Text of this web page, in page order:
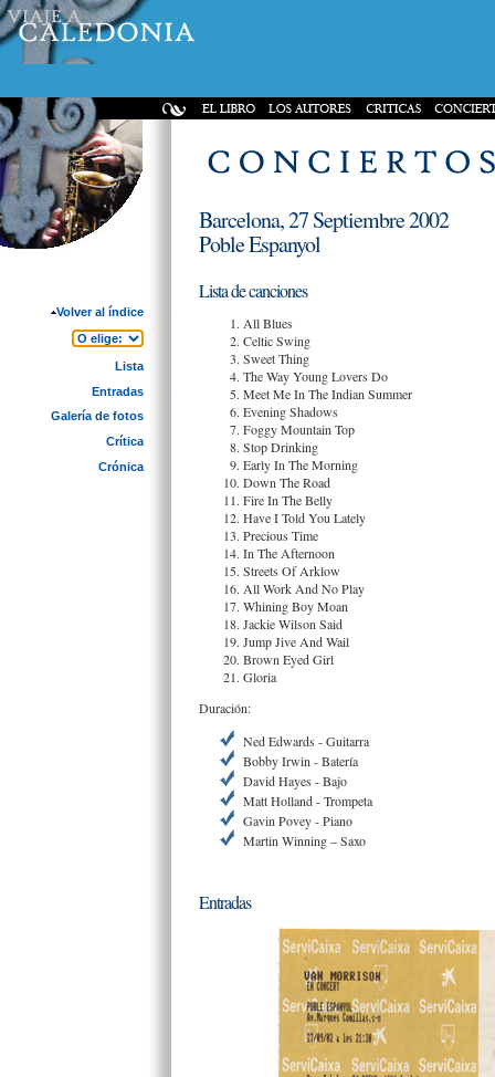
Volver al índice
Lista
Entradas
Galería de fotos
Crítica
Crónica
Barcelona, 27 Septiembre 2002
Poble Espanyol
Lista de canciones
All Blues
Celtic Swing
Sweet Thing
The Way Young Lovers Do
Meet Me In The Indian Summer
Evening Shadows
Foggy Mountain Top
Stop Drinking
Early In The Morning
Down The Road
Fire In The Belly
Have I Told You Lately
Precious Time
In The Afternoon
Streets Of Arklow
All Work And No Play
Whining Boy Moan
Jackie Wilson Said
Jump Jive And Wail
Brown Eyed Girl
Gloria
Duración:
Ned Edwards - Guitarra
Bobby Irwin - Batería
David Hayes - Bajo
Matt Holland - Trompeta
Gavin Povey - Piano
Martin Winning – Saxo
Entradas